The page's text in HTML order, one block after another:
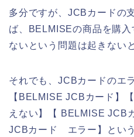
多分ですが、JCBカードの
ば、BELMISEの商品を購
ないという問題は起きない
それでも、JCBカードのエ
【BELMISE JCBカード
えない】【 BELMISE
JCBカード エラー】とい